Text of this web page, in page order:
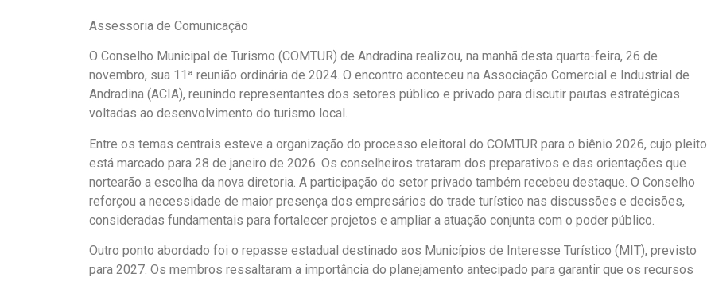
Assessoria de Comunicação
O Conselho Municipal de Turismo (COMTUR) de Andradina realizou, na manhã desta quarta-feira, 26 de
novembro, sua 11ª reunião ordinária de 2024. O encontro aconteceu na Associação Comercial e Industrial de
Andradina (ACIA), reunindo representantes dos setores público e privado para discutir pautas estratégicas
voltadas ao desenvolvimento do turismo local.
Entre os temas centrais esteve a organização do processo eleitoral do COMTUR para o biênio 2026, cujo pleito
está marcado para 28 de janeiro de 2026. Os conselheiros trataram dos preparativos e das orientações que
nortearão a escolha da nova diretoria. A participação do setor privado também recebeu destaque. O Conselho
reforçou a necessidade de maior presença dos empresários do trade turístico nas discussões e decisões,
consideradas fundamentais para fortalecer projetos e ampliar a atuação conjunta com o poder público.
Outro ponto abordado foi o repasse estadual destinado aos Municípios de Interesse Turístico (MIT), previsto
para 2027. Os membros ressaltaram a importância do planejamento antecipado para garantir que os recursos